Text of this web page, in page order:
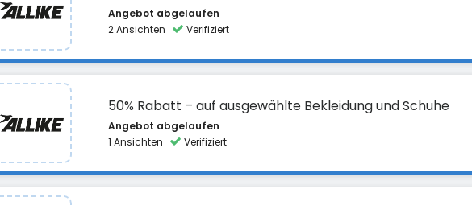
Angebot abgelaufen
2 Ansichten
Verifiziert
50% Rabatt – auf ausgewählte Bekleidung und Schuhe
Angebot abgelaufen
1 Ansichten
Verifiziert